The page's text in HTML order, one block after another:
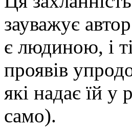
зауважує
є людиною, і
проявів
які надає їй
само).